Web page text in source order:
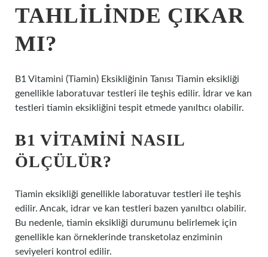
TAHLILINDE ÇIKAR
MI?
B1 Vitamini (Tiamin) Eksikliğinin Tanısı Tiamin eksikliği
genellikle laboratuvar testleri ile teşhis edilir. İdrar ve kan
testleri tiamin eksikliğini tespit etmede yanıltıcı olabilir.
B1 VITAMINI NASIL
ÖLÇÜLÜR?
Tiamin eksikliği genellikle laboratuvar testleri ile teşhis
edilir. Ancak, idrar ve kan testleri bazen yanıltıcı olabilir.
Bu nedenle, tiamin eksikliği durumunu belirlemek için
genellikle kan örneklerinde transketolaz enziminin
seviyeleri kontrol edilir.